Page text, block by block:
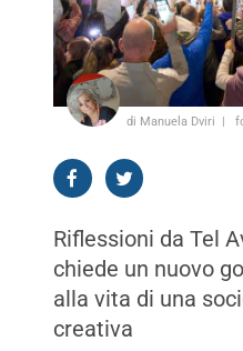
di Manuela Dviri
Riflessioni da Tel
chiede un nuovo
alla vita di una
creativa